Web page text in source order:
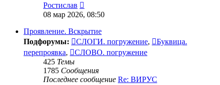
Ростислав
к
сообщению
08 мар 2026, 08:50
Проявление. Вскрытие
Подфорумы:
СЛОГИ. погружение,
Буквица.
перепроявка,
СЛОВО. погружение
425 Темы
1785 Сообщения
Последнее сообщение Re: ВИРУС